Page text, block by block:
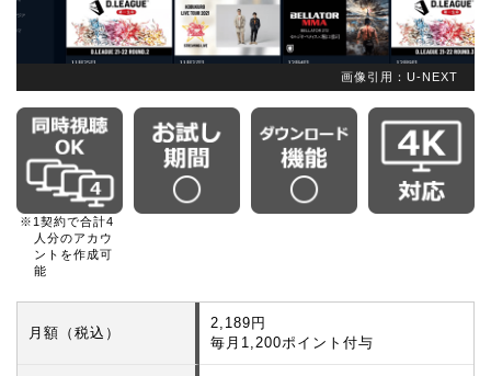
画像引用：U-NEXT
※1契約で合計4
人分のアカウ
ントを作成可
能
月額（税込）
2,189円
毎月1,200ポイント付与